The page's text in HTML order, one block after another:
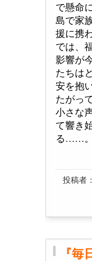
で懸命
島で家
援に携
では、
影響が
たちは
安を抱
たがっ
小さな
て響き
る……。
投稿者
『毎